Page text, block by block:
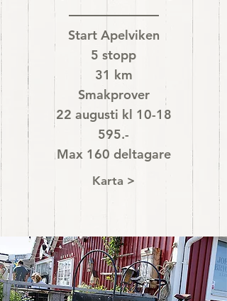
Start Apelviken
5 stopp
31 km
Smakprover
22 augusti kl 10-18
595.-
Max 160 deltagare
Karta >